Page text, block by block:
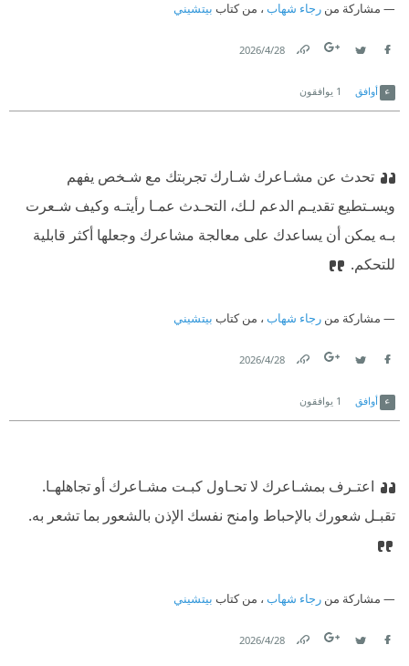
مشاركة من رجاء شهاب ، من كتاب بيتشيني
28‏/4‏/2026
أوافق 1 يوافقون
تحدث عن مشـاعرك شـارك تجربتك مع شـخص يفهم
ويسـتطيع تقديـم الدعم لـك، التحـدث عمـا رأيتـه وكيف شـعرت
بـه يمكن أن يساعدك على معالجة مشاعرك وجعلها أكثر قابلية
للتحكم.‏
مشاركة من رجاء شهاب ، من كتاب بيتشيني
28‏/4‏/2026
أوافق 1 يوافقون
اعتـرف بمشـاعرك لا تحـاول كبـت مشـاعرك أو تجاهلهـا.
تقبـل شعورك بالإحباط وامنح نفسك الإذن بالشعور بما تشعر به.‏
مشاركة من رجاء شهاب ، من كتاب بيتشيني
28‏/4‏/2026